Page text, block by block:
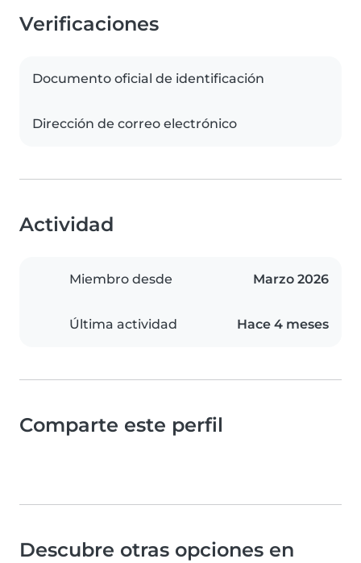
Verificaciones
Documento oficial de identificación
Dirección de correo electrónico
Actividad
Miembro desde Marzo 2026
Última actividad Hace 4 meses
Comparte este perfil
Descubre otras opciones en